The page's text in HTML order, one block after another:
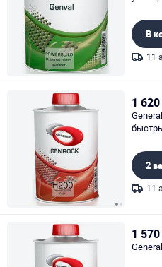
В
11
1 620
2
11
1 570